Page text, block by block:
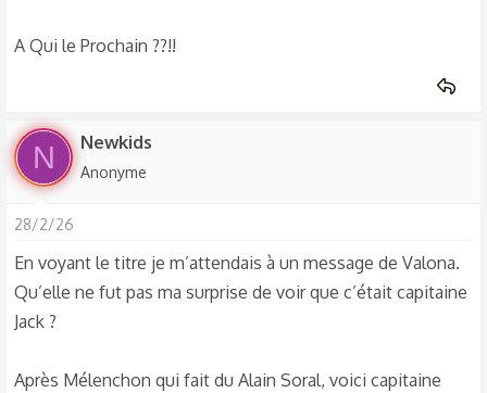
A Qui le Prochain ??!!
N Newkids
Anonyme
28/2/26
En voyant le titre je m’attendais à un message de Valona.
Qu’elle ne fut pas ma surprise de voir que c’était capitaine
Jack ?
Après Mélenchon qui fait du Alain Soral, voici capitaine